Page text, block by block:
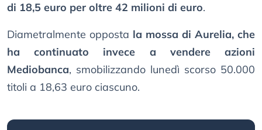
di 18,5 euro per oltre 42 milioni di euro.
Diametralmente opposta la mossa di Aurelia, che
ha continuato invece a vendere azioni
Mediobanca, smobilizzando lunedì scorso 50.000
titoli a 18,63 euro ciascuno.